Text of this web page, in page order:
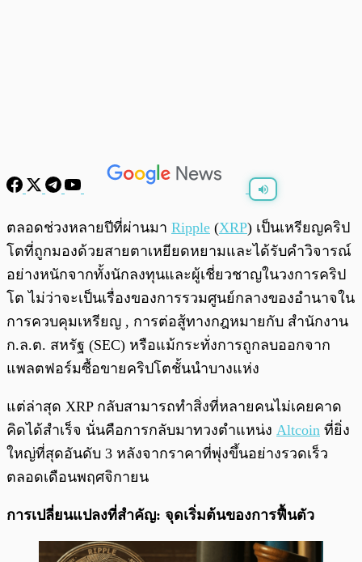
พร้อมเล่น /
ตลอดช่วงหลายปีที่ผ่านมา Ripple (XRP) เป็นเหรียญคริป
โตที่ถูกมองด้วยสายตาเหยียดหยามและได้รับคำวิจารณ์
อย่างหนักจากทั้งนักลงทุนและผู้เชี่ยวชาญในวงการคริป
โต ไม่ว่าจะเป็นเรื่องของการรวมศูนย์กลางของอำนาจใน
การควบคุมเหรียญ , การต่อสู้ทางกฎหมายกับ สำนักงาน
ก.ล.ต. สหรัฐ (SEC) หรือแม้กระทั่งการถูกลบออกจาก
แพลตฟอร์มซื้อขายคริปโตชั้นนำบางแห่ง
แต่ล่าสุด XRP กลับสามารถทำสิ่งที่หลายคนไม่เคยคาด
คิดได้สำเร็จ นั่นคือการกลับมาทวงตำแหน่ง Altcoin ที่ยิ่ง
ใหญ่ที่สุดอันดับ 3 หลังจากราคาที่พุ่งขึ้นอย่างรวดเร็ว
ตลอดเดือนพฤศจิกายน
การเปลี่ยนแปลงที่สำคัญ: จุดเริ่มต้นของการฟื้นตัว